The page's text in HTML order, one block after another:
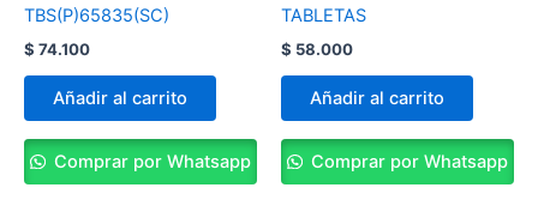
TBS(P)65835(SC)
$ 74.100
Añadir al carrito
Comprar por Whatsapp
TABLETAS
$ 58.000
Añadir al carrito
Comprar por Whatsapp